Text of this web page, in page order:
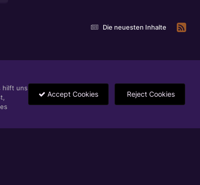
Die neuesten Inhalte
hilft uns
Accept Cookies Reject Cookies